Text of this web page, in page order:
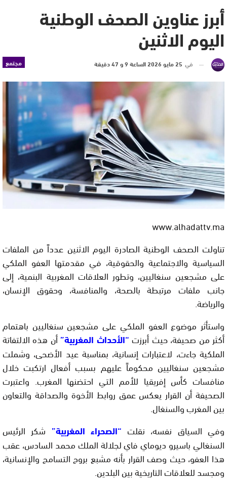
أبرز عناوين الصحف الوطنية
اليوم الاثنين
مجتمع في 25 مايو 2026 الساعة 9 و 47 دقيقة
www.alhadattv.ma
تناولت الصحف الوطنية الصادرة اليوم الاثنين عدداً من الملفات
السياسية والاجتماعية والحقوقية، في مقدمتها العفو الملكي
على مشجعين سنغاليين، وتطور العلاقات المغربية البنمية، إلى
جانب ملفات مرتبطة بالصحة، والمنافسة، وحقوق الإنسان،
والرياضة.
واستأثر موضوع العفو الملكي على مشجعين سنغاليين باهتمام
أكثر من صحيفة، حيث أبرزت“الأحداث المغربية”أن هذه الالتفاتة
الملكية جاءت، لاعتبارات إنسانية، بمناسبة عيد الأضحى، وشملت
مشجعين سنغاليين محكوماً عليهم بسبب أفعال ارتكبت خلال
منافسات كأس إفريقيا للأمم التي احتضنها المغرب. واعتبرت
الصحيفة أن القرار يعكس عمق روابط الأخوة والصداقة والتعاون
بين المغرب والسنغال.
وفي السياق نفسه، نقلت “الصحراء المغربية” شكر الرئيس
السنغالي باسيرو ديوماي فاي لجلالة الملك محمد السادس، عقب
هذا العفو، حيث وصف القرار بأنه مشبع بروح التسامح والإنسانية،
ومجسد للعلاقات التاريخية بين البلدين.